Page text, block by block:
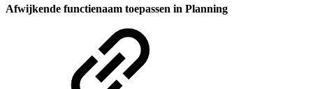
Afwijkende functienaam toepassen in Planning